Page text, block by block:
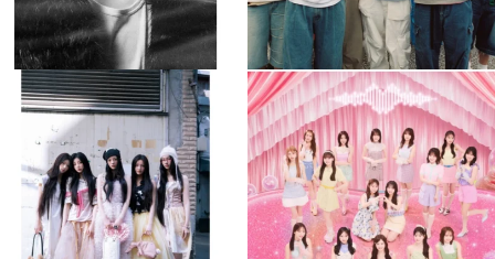
musicjapantv
💡8月特番放送決定！
8月 4
2 0
musicjapantv
💡8月特番放送決定！
...
8月 4
2 0